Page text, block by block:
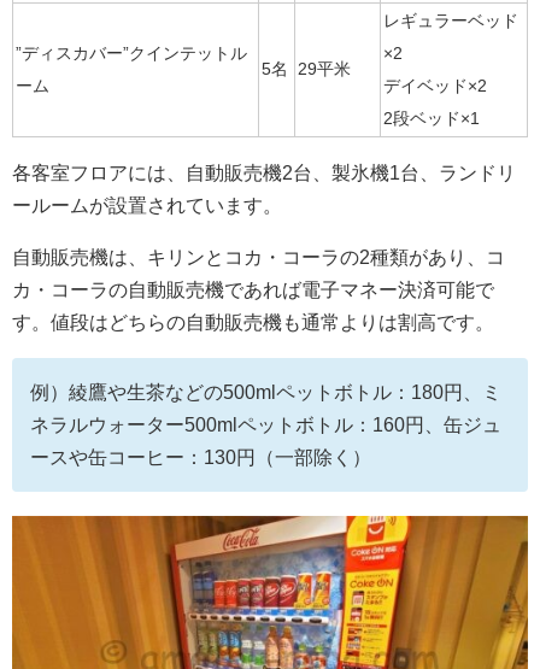
”ディスカバー”クインテットル
ーム
5名 29平米
レギュラーベッド
×2
デイベッド×2
2段ベッド×1
各客室フロアには、自動販売機2台、製氷機1台、ランドリ
ールームが設置されています。
自動販売機は、キリンとコカ・コーラの2種類があり、コ
カ・コーラの自動販売機であれば電子マネー決済可能で
す。値段はどちらの自動販売機も通常よりは割高です。
例）綾鷹や生茶などの500mlペットボトル：180円、ミ
ネラルウォーター500mlペットボトル：160円、缶ジュ
ースや缶コーヒー：130円（一部除く）